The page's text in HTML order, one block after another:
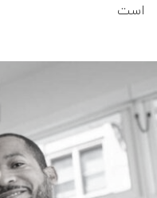
است